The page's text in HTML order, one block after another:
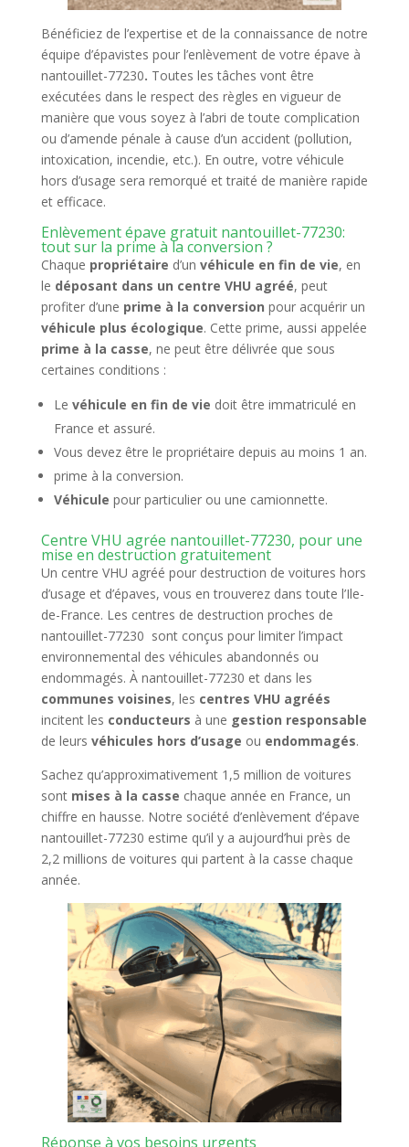
Bénéficiez de l’expertise et de la connaissance de notre
équipe d’épavistes pour l’enlèvement de votre épave à
nantouillet-77230. Toutes les tâches vont être
exécutées dans le respect des règles en vigueur de
manière que vous soyez à l’abri de toute complication
ou d’amende pénale à cause d’un accident (pollution,
intoxication, incendie, etc.). En outre, votre véhicule
hors d’usage sera remorqué et traité de manière rapide
et efficace.
Enlèvement épave gratuit nantouillet-77230:
tout sur la prime à la conversion ?
Chaque propriétaire d’un véhicule en fin de vie, en
le déposant dans un centre VHU agréé, peut
profiter d’une prime à la conversion pour acquérir un
véhicule plus écologique. Cette prime, aussi appelée
prime à la casse, ne peut être délivrée que sous
certaines conditions :
Le véhicule en fin de vie doit être immatriculé en
France et assuré.
Vous devez être le propriétaire depuis au moins 1 an.
prime à la conversion.
Véhicule pour particulier ou une camionnette.
Centre VHU agrée nantouillet-77230, pour une
mise en destruction gratuitement
Un centre VHU agréé pour destruction de voitures hors
d’usage et d’épaves, vous en trouverez dans toute l’Ile-
de-France. Les centres de destruction proches de
nantouillet-77230 sont conçus pour limiter l’impact
environnemental des véhicules abandonnés ou
endommagés. À nantouillet-77230 et dans les
communes voisines, les centres VHU agréés
incitent les conducteurs à une gestion responsable
de leurs véhicules hors d’usage ou endommagés.
Sachez qu’approximativement 1,5 million de voitures
sont mises à la casse chaque année en France, un
chiffre en hausse. Notre société d’enlèvement d’épave
nantouillet-77230 estime qu’il y a aujourd’hui près de
2,2 millions de voitures qui partent à la casse chaque
année.
Réponse à vos besoins urgents